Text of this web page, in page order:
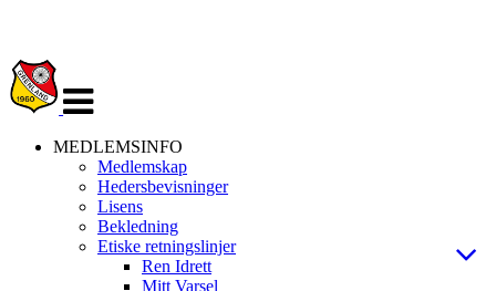
navigasjon
MEDLEMSINFO
Medlemskap
Hedersbevisninger
Lisens
Bekledning
Etiske retningslinjer
Ren Idrett
Mitt Varsel